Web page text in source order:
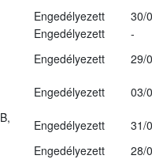
Engedélyezett
30/
Engedélyezett
-
Engedélyezett
29/
Engedélyezett
03/
Engedélyezett
31/
Engedélyezett
28/